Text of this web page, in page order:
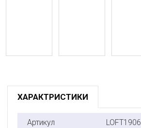
ХАРАКТРИСТИКИ
Артикул